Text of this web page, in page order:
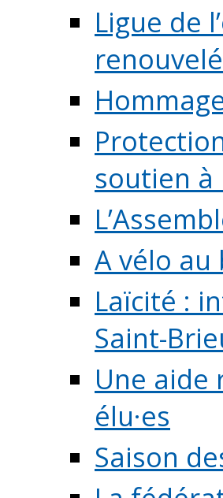
Ligue de
renouvelé
soutien à
A vélo
Laïcité :
Saint-
Une aide
élu·es
Saison